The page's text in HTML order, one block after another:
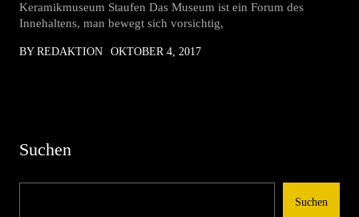
Keramikmuseum Staufen Das Museum ist ein Forum des
Innehaltens, man bewegt sich vorsichtig,
BY REDAKTION OKTOBER 4, 2017
Suchen
Suchen